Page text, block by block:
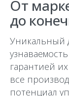
От
до
Уникальный
гарантией
все
потенциал